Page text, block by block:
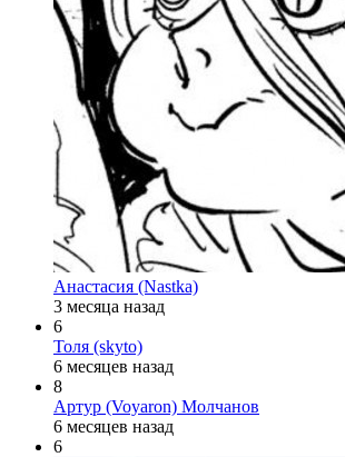
Анастасия (Nastka)
3 месяца назад
6
Толя (skyto)
6 месяцев назад
8
Артур (Voyaron) Молчанов
6 месяцев назад
6